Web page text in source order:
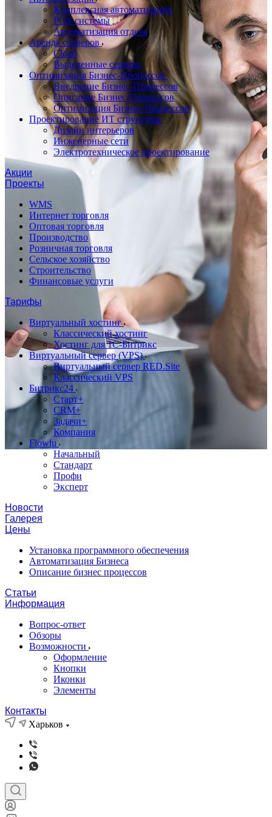
Комплексная автоматизация
POS-системы
Автоматизация отдела
Аренда серверов
Cloud
Выделенные сервера
Оптимизация Бизнес-Процессов
Внедрение Бизнес-Процессов
Описание Бизнес-Процессов
Оптимизация Бизнес-Процессов
Проектирование ИТ структуры
Дизайн интерьеров
Инженерные сети
Электротехническое проектирование
Акции
Проекты
WMS
Интернет торговля
Оптовая торговля
Производство
Розничная торговля
Сельское хозяйство
Строительство
Финансовые услуги
Тарифы
Виртуальный хостинг
Классический хостинг
Хостинг для 1С-Битрикс
Виртуальный сервер (VPS)
Виртуальный сервер RED.Site
Классический VPS
Битрикс24
Старт+
CRM+
Задачи+
Компания
Flowlu
Начальный
Стандарт
Профи
Эксперт
Новости
Галерея
Цены
Установка программного обеспечения
Автоматизация Бизнеса
Описание бизнес процессов
Статьи
Информация
Вопрос-ответ
Обзоры
Возможности
Оформление
Кнопки
Иконки
Элементы
Контакты
Харьков